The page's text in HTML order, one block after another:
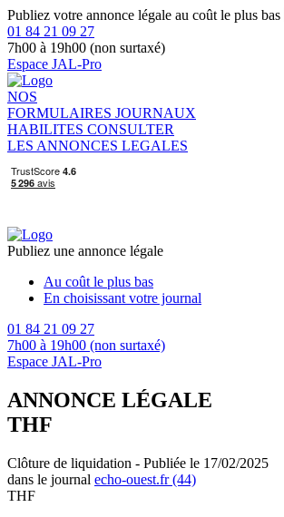
Publiez votre annonce légale au coût le plus bas
01 84 21 09 27
7h00 à 19h00 (non surtaxé)
Espace JAL-Pro
NOS
FORMULAIRES JOURNAUX
HABILITES CONSULTER
LES ANNONCES LEGALES
Publiez une annonce légale
Au coût le plus bas
En choisissant votre journal
01 84 21 09 27
7h00 à 19h00 (non surtaxé)
Espace JAL-Pro
ANNONCE LÉGALE
THF
Clôture de liquidation - Publiée le 17/02/2025
dans le journal echo-ouest.fr (44)
THF